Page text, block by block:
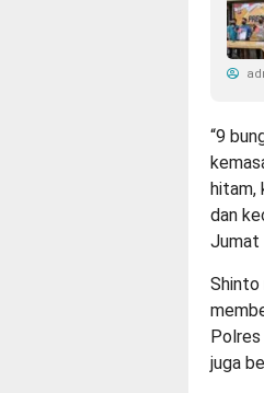
“9
hitam,
dan
Jumat
Shinto
Polres
juga